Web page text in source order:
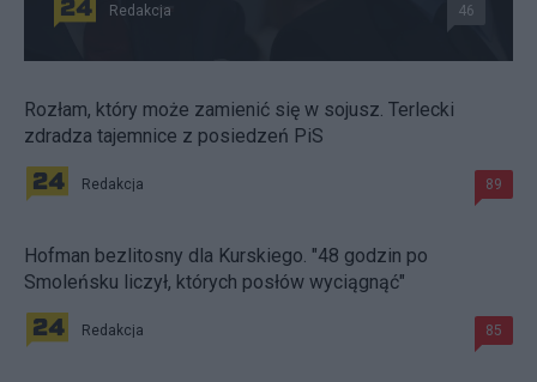
Redakcja 46
Rozłam, który może zamienić się w sojusz. Terlecki
zdradza tajemnice z posiedzeń PiS
Redakcja 89
Hofman bezlitosny dla Kurskiego. "48 godzin po
Smoleńsku liczył, których posłów wyciągnąć"
Redakcja 85